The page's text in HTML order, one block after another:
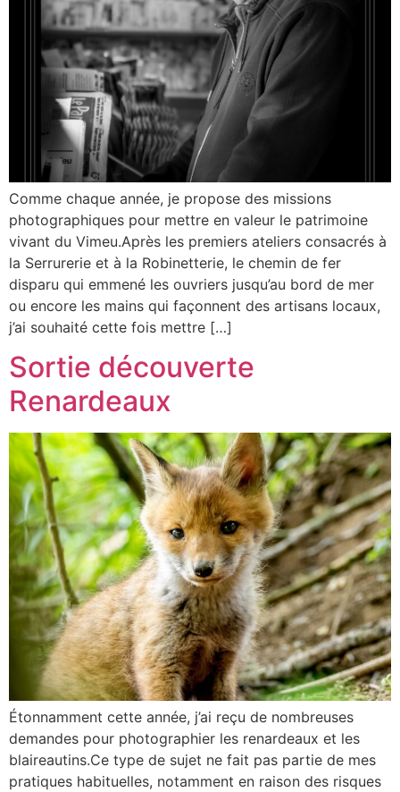
Comme chaque année, je propose des missions
photographiques pour mettre en valeur le patrimoine
vivant du Vimeu.Après les premiers ateliers consacrés à
la Serrurerie et à la Robinetterie, le chemin de fer
disparu qui emmené les ouvriers jusqu’au bord de mer
ou encore les mains qui façonnent des artisans locaux,
j’ai souhaité cette fois mettre […]
Sortie découverte
Renardeaux
Étonnamment cette année, j’ai reçu de nombreuses
demandes pour photographier les renardeaux et les
blaireautins.Ce type de sujet ne fait pas partie de mes
pratiques habituelles, notamment en raison des risques